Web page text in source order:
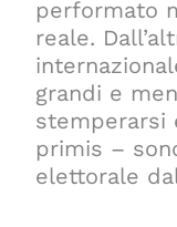
performato
reale.
grandi e
stemperarsi
primis –
elettorale